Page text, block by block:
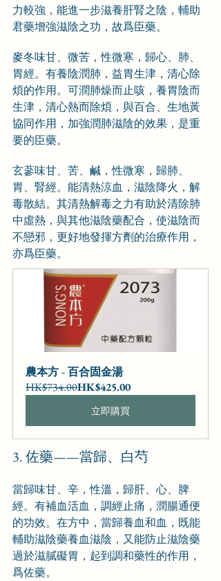
力較強，能進一步滋養肝腎之陰，輔助
君藥增強滋陰之功，故爲臣藥。
麥冬味甘、微苦，性微寒，歸心、肺、
胃經。有養陰潤肺，益胃生津，清心除
煩的作用。可潤肺燥而止咳，養胃陰而
生津，清心熱而除煩，與百合、生地黃
協同作用，加強潤肺滋陰的效果，是重
要的臣藥。
玄蔘味甘、苦、鹹，性微寒，歸肺、
胃、腎經。能清熱涼血，滋陰降火，解
毒散結。其清熱解毒之力有助於清除肺
中虛熱，與其他滋陰藥配合，使滋陰而
不戀邪，更好地發揮方劑的治療作用，
亦爲臣藥。
農本方 - 百合固金湯
HK$734.00HK$425.00
立即購買
3. 佐藥——當歸、白芍
當歸味甘、辛，性溫，歸肝、心、脾
經。有補血活血，調經止痛，潤腸通便
的功效。在方中，當歸養血和血，既能
輔助滋陰藥養血滋陰，又能防止滋陰藥
過於滋膩礙胃，起到調和藥性的作用，
爲佐藥。